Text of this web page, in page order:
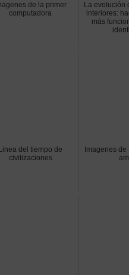
de la primer
computadora
La evolución
interiores:
más
del tiempo de
civilizaciones
Imagenes de